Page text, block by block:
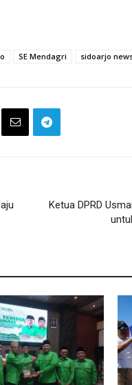
SE Mendagri sidoarjo
Ketua DPRD